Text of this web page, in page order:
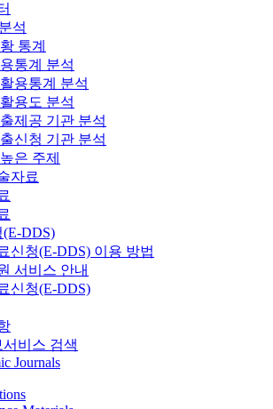
석
통계
통계 분석
용통계 분석
용도 분석
제공 기관 분석
신청 기관 분석
은 주제
자료
DDS)
신청(E-DDS) 이용 방법
서비스 안내
신청(E-DDS)
비스 검색
Journals